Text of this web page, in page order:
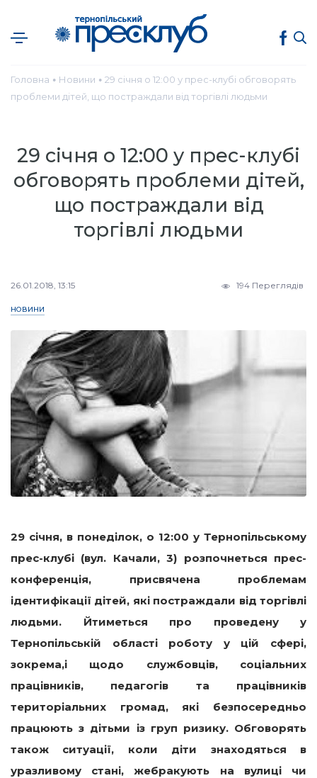
Головна ● Новини ● 29 січня о 12:00 у прес-клубі обговорять
проблеми дітей, що постраждали від торгівлі людьми
29 січня о 12:00 у прес-клубі
обговорять проблеми дітей,
що постраждали від
торгівлі людьми
26.01.2018, 13:15 194 Переглядів
НОВИНИ
29 січня, в понеділок, о 12:00 у Тернопільському
прес-клубі (вул. Качали, 3) розпочнеться прес-
конференція, присвячена проблемам
ідентифікації дітей, які постраждали від торгівлі
людьми. Йтиметься про проведену у
Тернопільській області роботу у цій сфері,
зокрема,і щодо службовців, соціальних
працівників, педагогів та працівників
територіальних громад, які безпосередньо
працюють з дітьми із груп ризику. Обговорять
також ситуації, коли діти знаходяться в
уразливому стані, жебракують на вулиці чи